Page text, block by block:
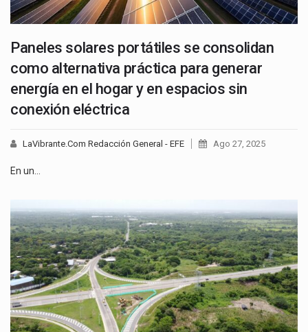
Paneles solares portátiles se consolidan
como alternativa práctica para generar
energía en el hogar y en espacios sin
conexión eléctrica
LaVibrante.Com Redacción General - EFE Ago 27, 2025
En un…